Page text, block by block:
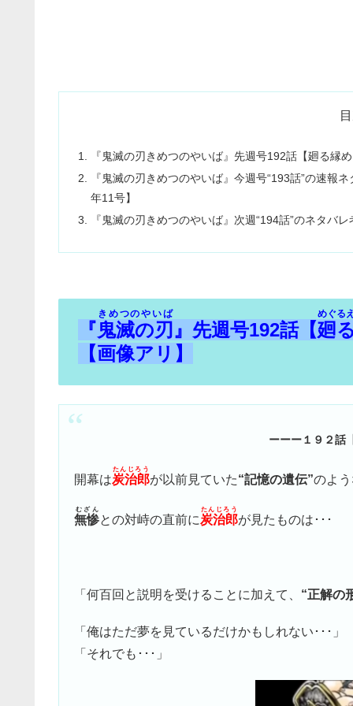
『鬼滅の刃きめつのやいば』先週号192話【廻る縁
『鬼滅の刃きめつのやいば』今週号“193話”の速報
年11号】
『鬼滅の刃きめつのやいば』次週“194話”のネタバ
『鬼滅の刃
きめつのやいば
』先週号192話【廻
めぐる
【画像アリ】
ーーー１９２話
開幕は炭治郎
たんじろう
が以前見ていた“記憶の遺伝”のよ
無惨
むざん
との対峙の直前に炭治郎
たんじろう
が見たものは･･･
「何百回と説明を受けることに加えて、 “正解の
「俺はただ夢を見ているだけかもしれない･･･」
「それでも･･･」